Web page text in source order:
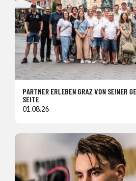
PARTNER ERLEBEN GRAZ VON SEINER
SEITE
01.08.26